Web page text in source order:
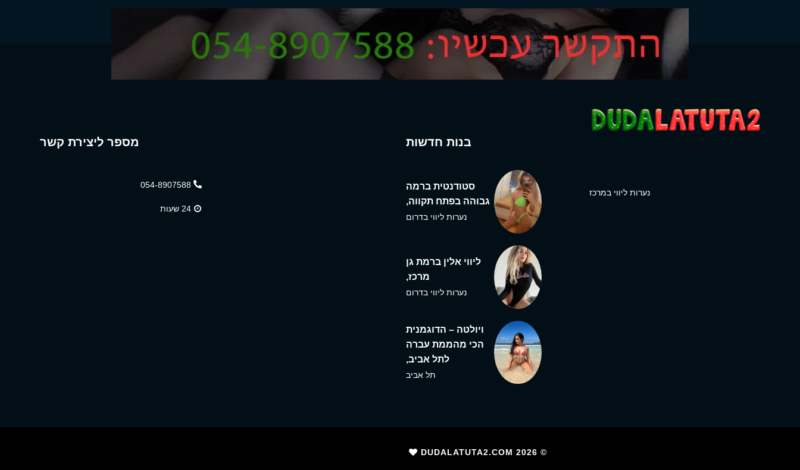
נערות ליווי במרכז
בנות חדשות
סטודנטית ברמה
גבוהה בפתח תקווה,
נערות ליווי בדרום
ליווי אלין ברמת גן
מרכז,
נערות ליווי בדרום
ויולטה – הדוגמנית
הכי מהממת עברה
לתל אביב,
תל אביב
מספר ליצירת קשר
054-8907588
24 שעות
© DUDALATUTA2.COM
2026